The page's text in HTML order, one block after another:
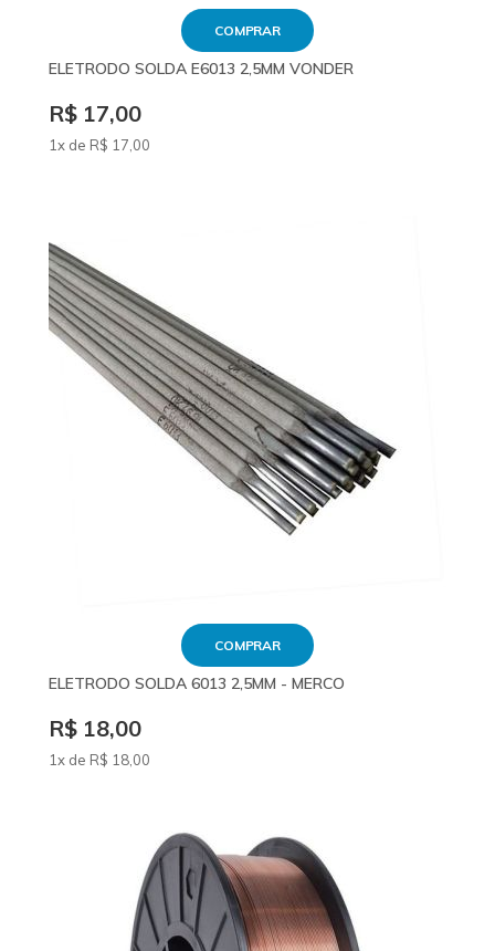
COMPRAR
ELETRODO SOLDA E6013 2,5MM VONDER
R$ 17,00
1x de R$ 17,00
COMPRAR
ELETRODO SOLDA 6013 2,5MM - MERCO
R$ 18,00
1x de R$ 18,00